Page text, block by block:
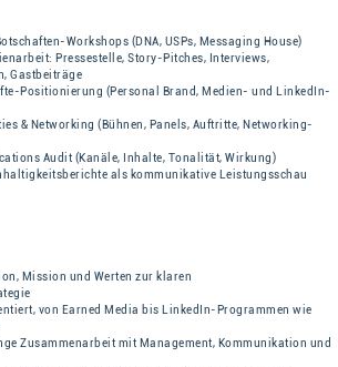
Workshops (DNA, USPs, Messaging House)
Pressestelle, Story-Pitches, Interviews,
Gastbeiträge
Positionierung (Personal Brand, Medien- und LinkedIn-
& Networking (Bühnen, Panels, Auftritte, Networking-
Audit (Kanäle, Inhalte, Tonalität, Wirkung)
als kommunikative Leistungsschau
Mission und Werten zur klaren
von Earned Media bis LinkedIn-Programmen wie
Zusammenarbeit mit Management, Kommunikation und